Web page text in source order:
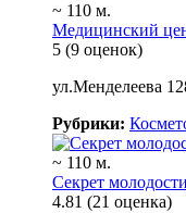
~ 110 м.
Медицинский
5 (9 оценок)
ул.Менделеева
Рубрики:
~ 110 м.
Секрет молодости
4.81 (21 оценка)